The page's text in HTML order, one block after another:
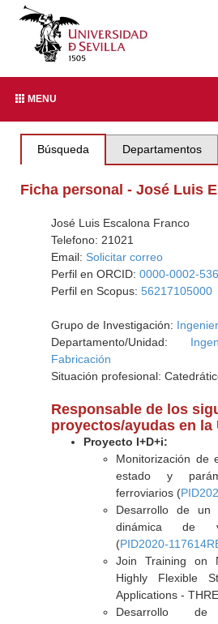
MENU
Búsqueda Departamentos
Ficha personal - José Luis
José Luis Escalona Franco
Telefono: 21021
Email: Solicitar correo
Perfil en ORCID: 0000-0002-
Perfil en Scopus: 56217105000
Grupo de Investigación:
Departamento/Unidad:
Fabricación
Situación profesional:
Responsable de los
proyectos/ayudas en la
Proyecto I+D+i:
Monitorización de
estado y
ferroviarios (
Desarrollo de un
dinámica de
(PID2020-
Join Training on
Highly Flexible
Applications -
Desarrollo